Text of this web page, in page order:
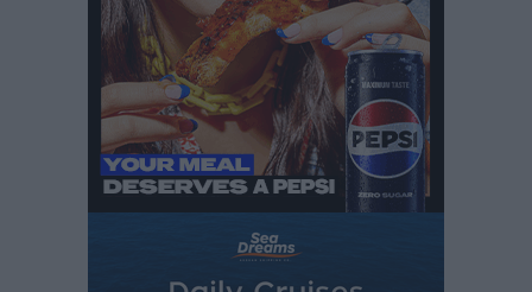
Καιρός: Επιμένουν οι υψηλές θερμοκρασίες – Ισχυρά
μελτέμια έως 9 μποφόρ, σε «Red Code» 6 περιοχές
Τοπικές Ειδήσεις• πριν 18 ώρες
Τα φοιτητικά ενοίκια «τινάζουν στον αέρα» τους
οικογενειακούς προϋπολογισμούς
Ειδήσεις• πριν 18 ώρες